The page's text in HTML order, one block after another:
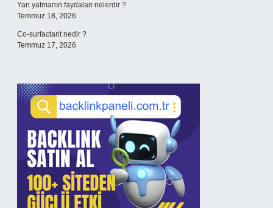
Yan yatmanın faydaları nelerdir ?
Temmuz 18, 2026
Co-surfactant nedir ?
Temmuz 17, 2026